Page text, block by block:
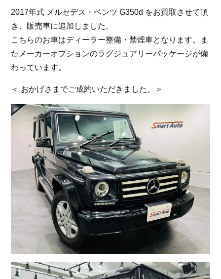
2017年式 メルセデス・ベンツ G350d をお買取させて頂
き、販売車に追加しました。
こちらのお車はディーラー整備・禁煙車となります。ま
たメーカーオプションのラグジュアリーパッケージが備
わっています。
＜ おかげさまでご成約いただきました。＞
トータルカーサービス
お問い合わせ
スマートオート（株式会社スマート・カーサービス
輸入車買取販売事業）
〒136-0074 東京都江東区東砂7-10-14
TEL : 03-6666-2544
MAIL :info@smart-auto.co.jp
コーポレートサイト
買取・下取りについて
LINEでのお問い合わせ
スマートオート（株式会社スマート・カーサービス
輸入車買取販売事業）
〒136-0074 東京都江東区東砂7-10-14
TEL : 03-6666-2544
MAIL :info@smart-auto.co.jp
コーポレートサイト
株式会社スマート・カーサービス